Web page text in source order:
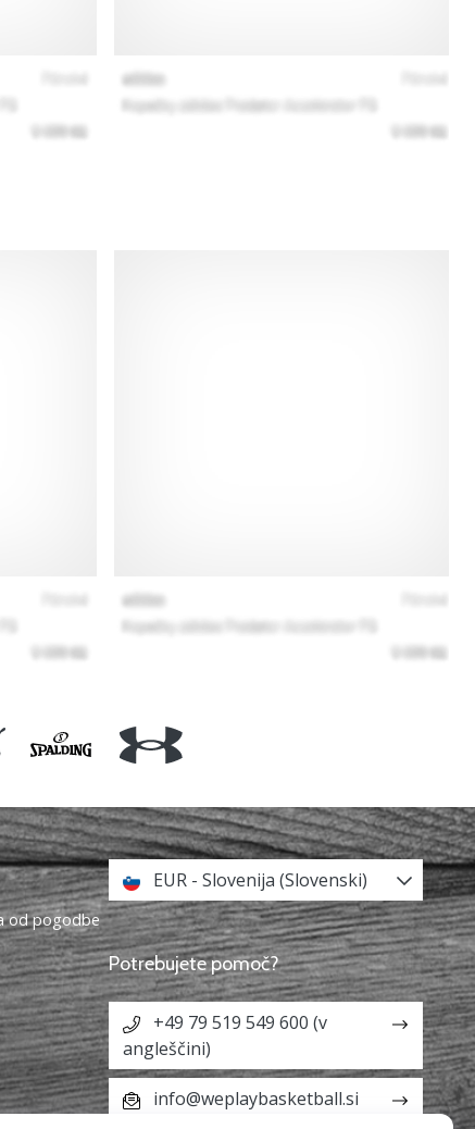
od pogodbe
EUR - Slovenija (Slovenski)
Potrebujete pomoč?
+49 79 519 549 600 (v
angleščini)
info@weplaybasketball.si